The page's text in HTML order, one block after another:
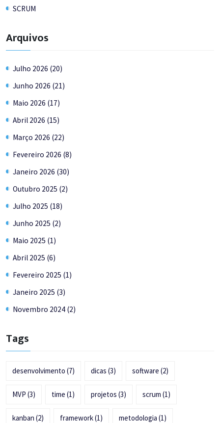
SCRUM
Arquivos
Julho 2026 (20)
Junho 2026 (21)
Maio 2026 (17)
Abril 2026 (15)
Março 2026 (22)
Fevereiro 2026 (8)
Janeiro 2026 (30)
Outubro 2025 (2)
Julho 2025 (18)
Junho 2025 (2)
Maio 2025 (1)
Abril 2025 (6)
Fevereiro 2025 (1)
Janeiro 2025 (3)
Novembro 2024 (2)
Tags
desenvolvimento (7) dicas (3) software (2)
MVP (3) time (1) projetos (3) scrum (1)
kanban (2) framework(1) metodologia (1)